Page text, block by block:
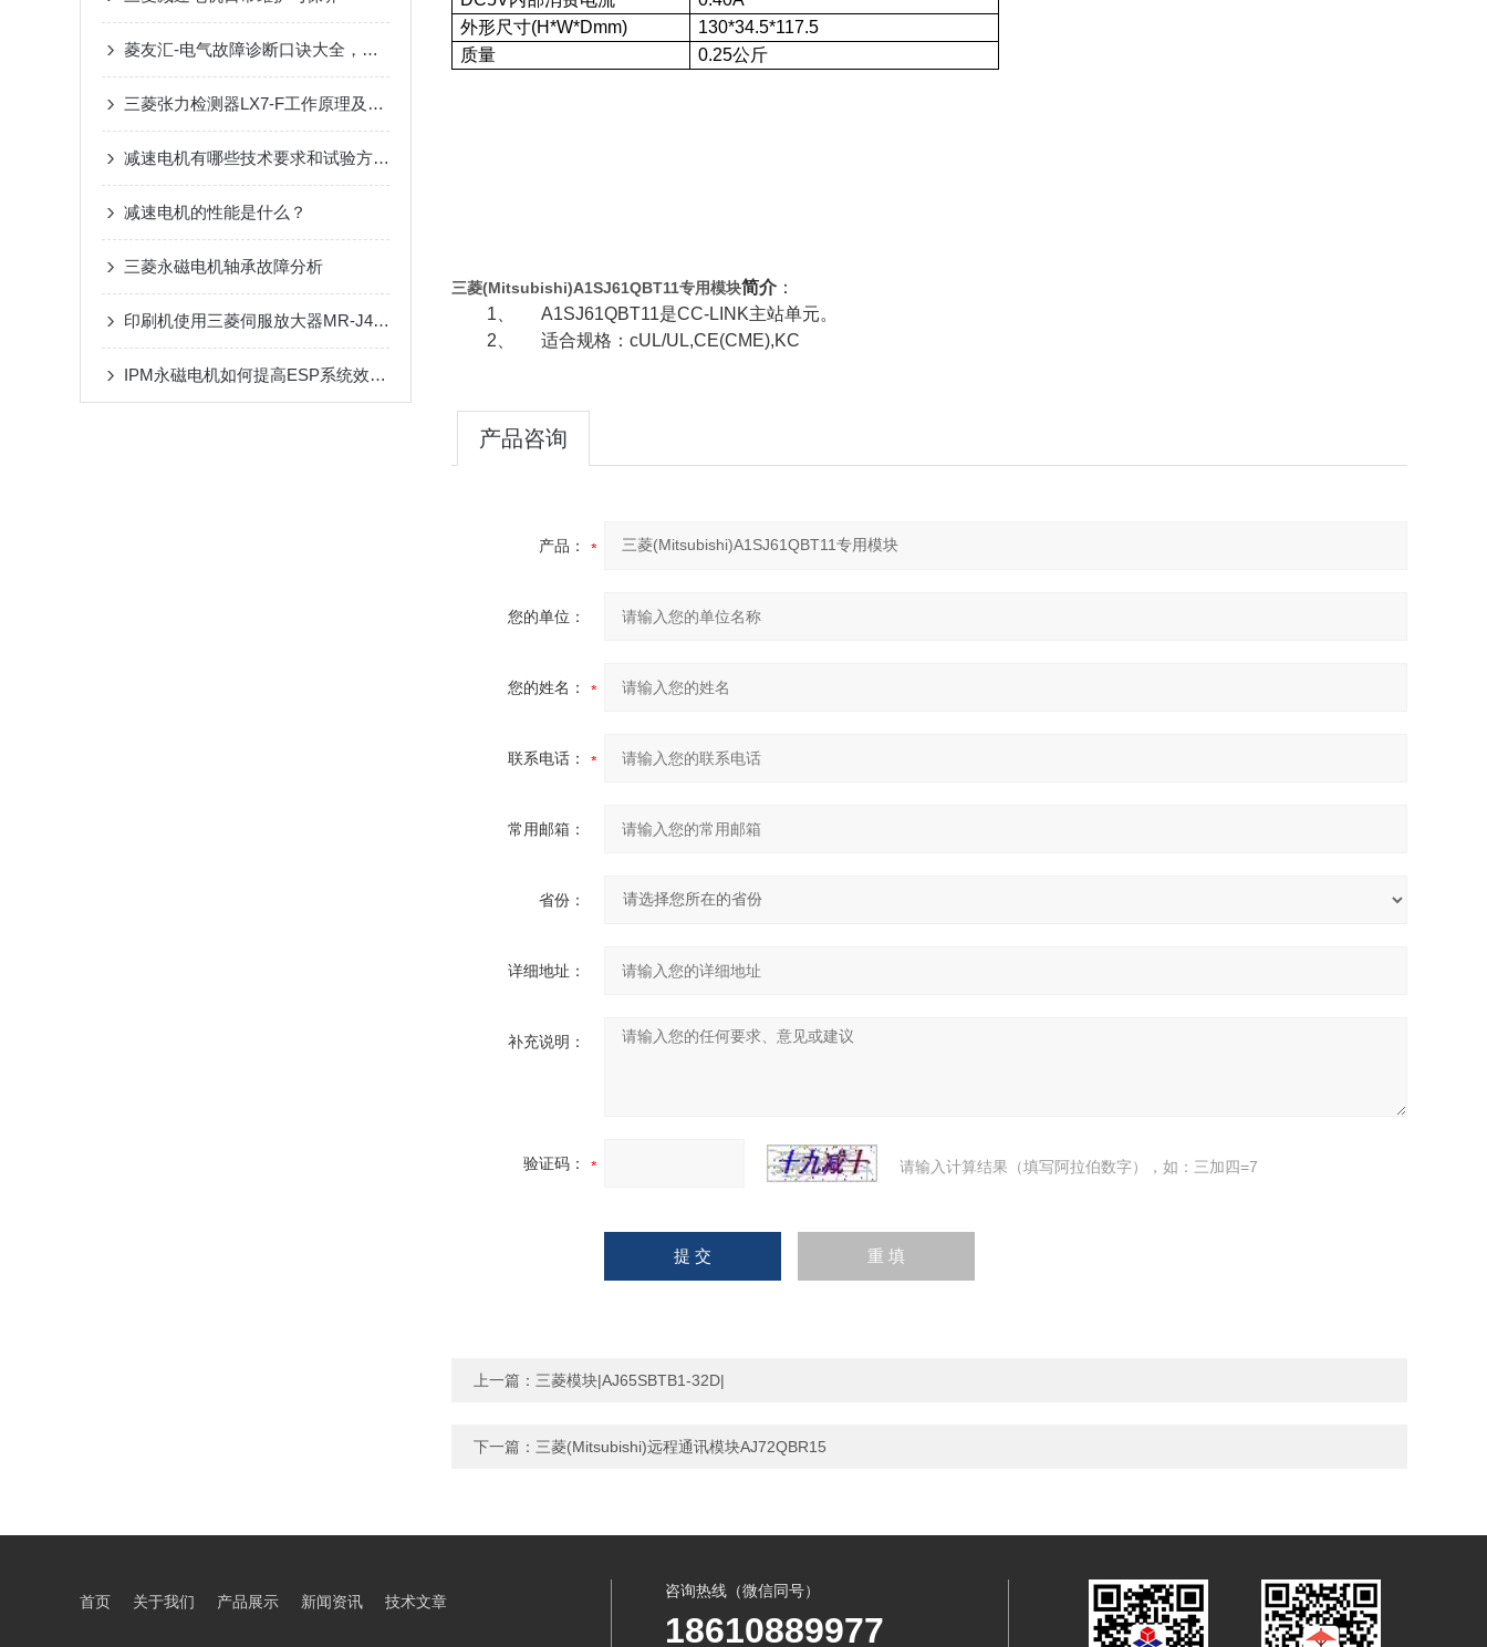
菱友汇-电气故障诊断口诀大全，太棒了！
三菱张力检测器LX7-F工作原理及检修步骤
减速电机有哪些技术要求和试验方法？
减速电机的性能是什么？
三菱永磁电机轴承故障分析
印刷机使用三菱伺服放大器MR-J4-10B-RJ有哪些优势？
IPM永磁电机如何提高ESP系统效率?
外形尺寸(H*W*Dmm)
130*34.5*117.5
质量
0.25公斤
三菱(Mitsubishi)A1SJ61QBT11专用模块简介 ：
1、
A1SJ61QBT11是CC-LINK主站单元。
2、
适合规格： cUL/UL,CE(CME),KC
产品咨询
产品：
您的单位：
您的姓名：
联系电话：
常用邮箱：
省份：
详细地址：
补充说明：
验证码： 请输入计算结果（填写阿拉伯数字），如：三加四=7
上一篇： 三菱模块|AJ65SBTB1-32D|
下一篇： 三菱(Mitsubishi)远程通讯模块AJ72QBR15
首页 关于我们 产品展示 新闻资讯 技术文章
咨询热线（微信同号）
18610889977